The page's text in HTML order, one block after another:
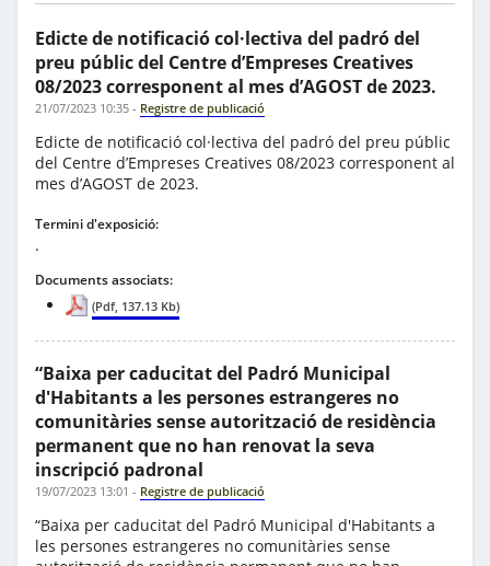
Edicte de notificació col·lectiva del padró del
preu públic del Centre d’Empreses Creatives
08/2023 corresponent al mes d’AGOST de 2023.
21/07/2023 10:35 - Registre de publicació
Edicte de notificació col·lectiva del padró del preu públic
del Centre d’Empreses Creatives 08/2023 corresponent al
mes d’AGOST de 2023.
Termini d'exposició:
.
Documents associats:
(Pdf, 137.13 Kb)
“Baixa per caducitat del Padró Municipal
d'Habitants a les persones estrangeres no
comunitàries sense autorització de residència
permanent que no han renovat la seva
inscripció padronal
19/07/2023 13:01 - Registre de publicació
“Baixa per caducitat del Padró Municipal d'Habitants a
les persones estrangeres no comunitàries sense